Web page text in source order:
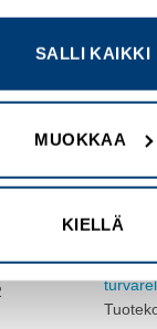
SALLI KAIKKI
MUOKKAA
KIELLÄ
NAP